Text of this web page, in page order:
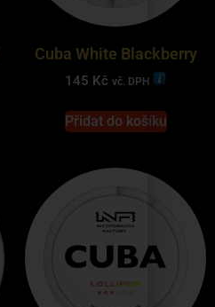
Cuba White Blackberry
145 Kč vč. DPH
Přidat do košíku